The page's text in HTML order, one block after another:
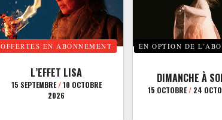
OFFERTES EN ABONNEMENT
L’EFFET LISA
15 SEPTEMBRE/10 OCTOBRE
2026
EN OPTION DE
DIMANCHE À
15 OCTOBRE/24